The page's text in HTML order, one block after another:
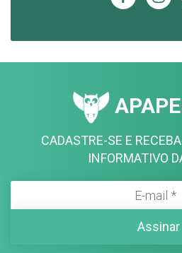
CADASTRE-SE E
INFORMATIVO